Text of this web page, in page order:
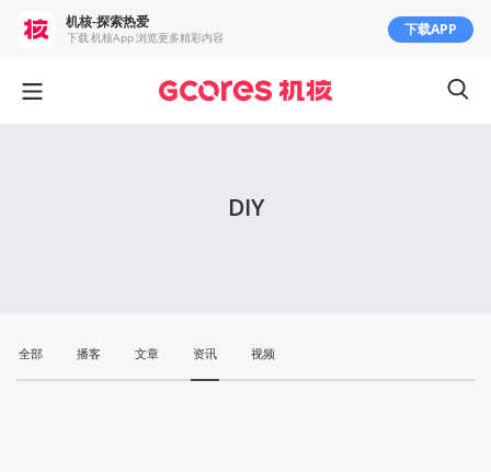
DIY
全部 播客 文章 资讯 视频
机核-探索热爱
下载 机核App 浏览更多精彩内容 下载APP